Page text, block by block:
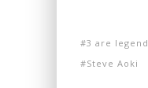
3 are legend
Steve Aoki